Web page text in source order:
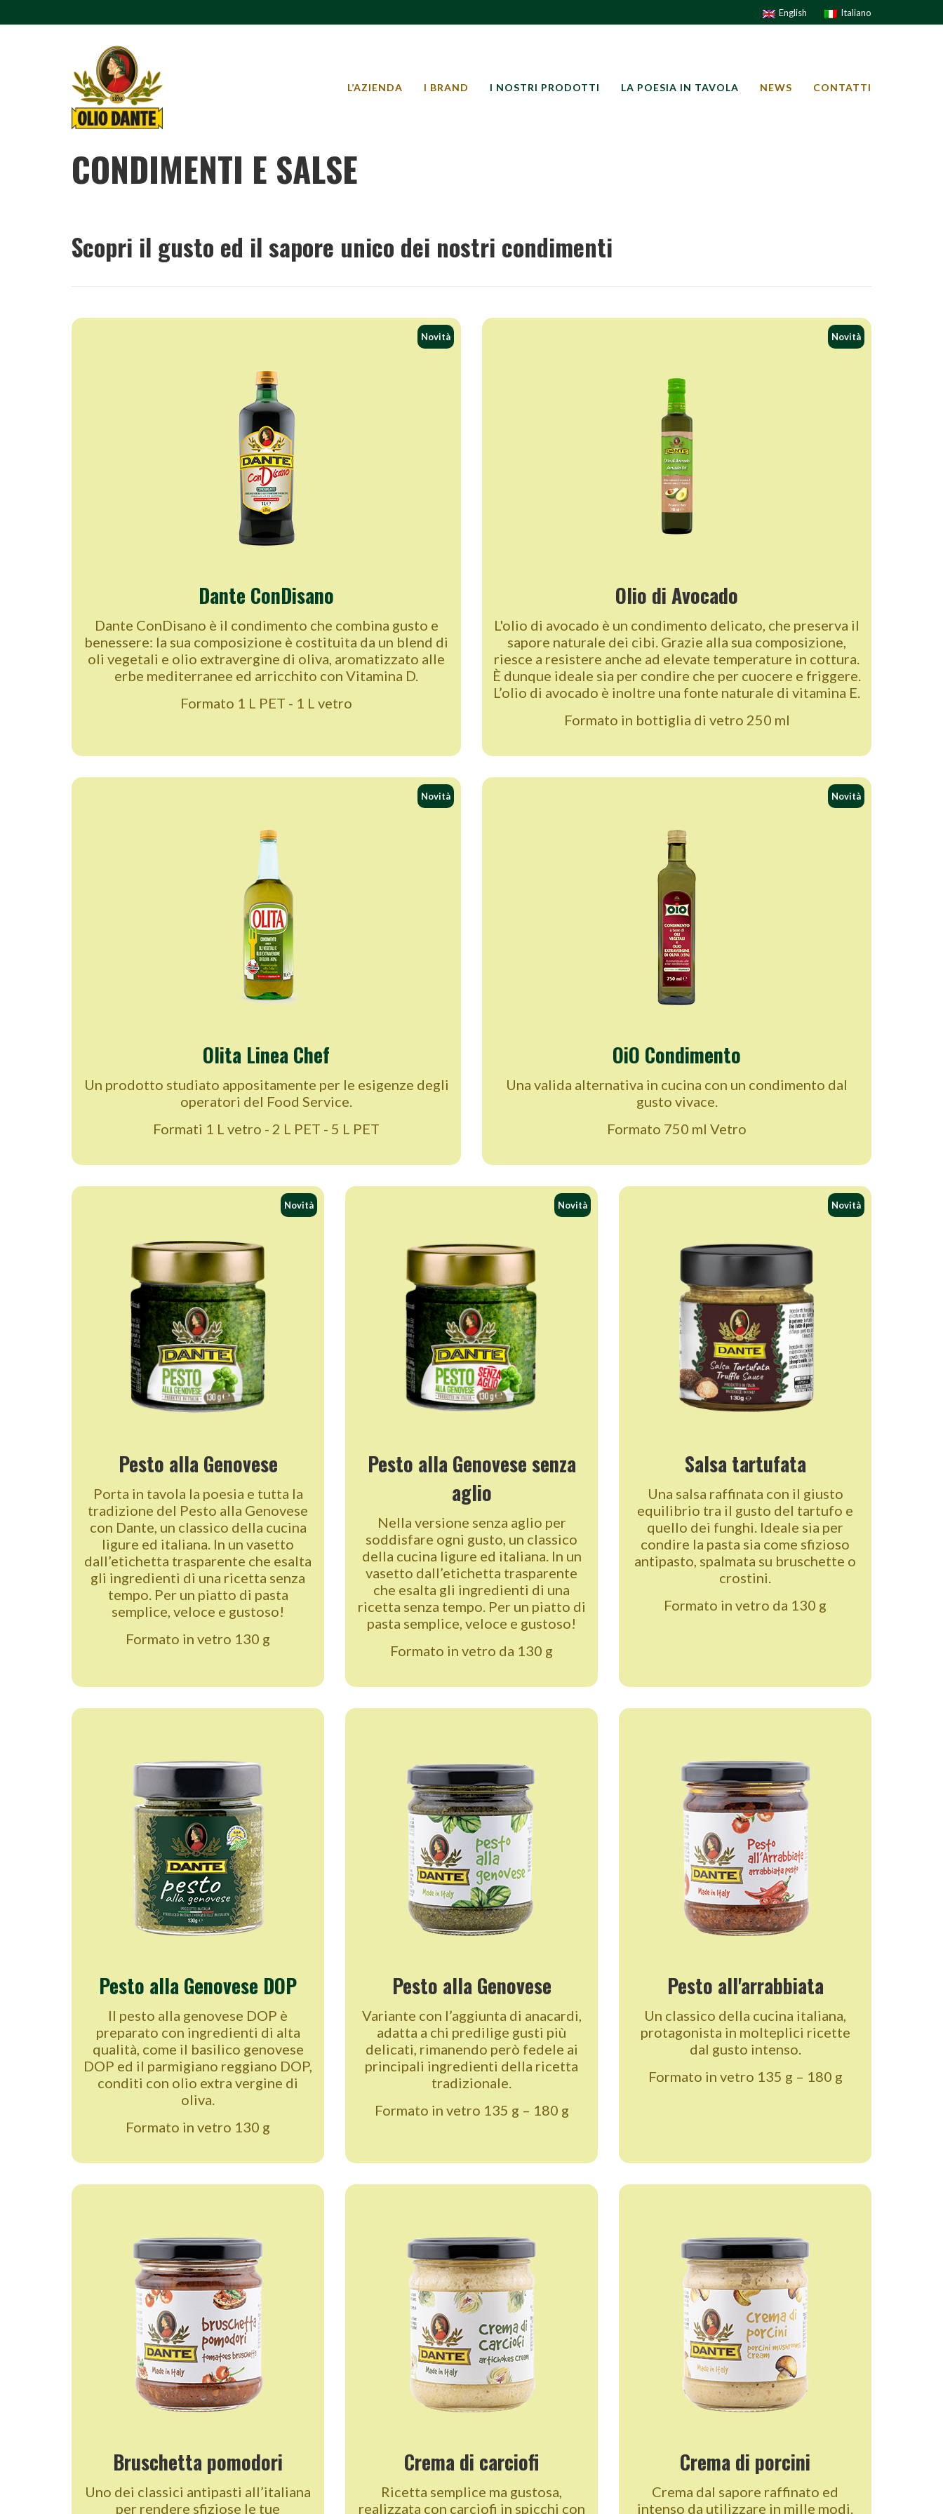
English Italiano
L’AZIENDA I BRAND I NOSTRI PRODOTTI LA POESIA IN TAVOLA NEWS CONTATTI
CONDIMENTI E SALSE
Scopri il gusto ed il sapore unico dei nostri condimenti
Dante ConDisano
Dante ConDisano è il condimento che combina gusto e
benessere: la sua composizione è costituita da un blend di
oli vegetali e olio extravergine di oliva, aromatizzato alle
erbe mediterranee ed arricchito con Vitamina D.
Formato 1 L PET - 1 L vetro
Novità
Olio di Avocado
L'olio di avocado è un condimento delicato, che preserva il
sapore naturale dei cibi. Grazie alla sua composizione,
riesce a resistere anche ad elevate temperature in cottura.
È dunque ideale sia per condire che per cuocere e friggere.
L’olio di avocado è inoltre una fonte naturale di vitamina E.
Formato in bottiglia di vetro 250 ml
Novità
Olita Linea Chef
Un prodotto studiato appositamente per le esigenze degli
operatori del Food Service.
Formati 1 L vetro - 2 L PET - 5 L PET
Novità
OiO Condimento
Una valida alternativa in cucina con un condimento dal
gusto vivace.
Formato 750 ml Vetro
Novità
Pesto alla Genovese
Porta in tavola la poesia e tutta la
tradizione del Pesto alla Genovese
con Dante, un classico della cucina
ligure ed italiana. In un vasetto
dall’etichetta trasparente che esalta
gli ingredienti di una ricetta senza
tempo. Per un piatto di pasta
semplice, veloce e gustoso!
Formato in vetro 130 g
Novità
Pesto alla Genovese senza
aglio
Nella versione senza aglio per
soddisfare ogni gusto, un classico
della cucina ligure ed italiana. In un
vasetto dall’etichetta trasparente
che esalta gli ingredienti di una
ricetta senza tempo. Per un piatto di
pasta semplice, veloce e gustoso!
Formato in vetro da 130 g
Novità
Salsa tartufata
Una salsa raffinata con il giusto
equilibrio tra il gusto del tartufo e
quello dei funghi. Ideale sia per
condire la pasta sia come sfizioso
antipasto, spalmata su bruschette o
crostini.
Formato in vetro da 130 g
Novità
Pesto alla Genovese DOP
Il pesto alla genovese DOP è
preparato con ingredienti di alta
qualità, come il basilico genovese
DOP ed il parmigiano reggiano DOP,
conditi con olio extra vergine di
oliva.
Formato in vetro 130 g
Pesto alla Genovese
Variante con l’aggiunta di anacardi,
adatta a chi predilige gusti più
delicati, rimanendo però fedele ai
principali ingredienti della ricetta
tradizionale.
Formato in vetro 135 g – 180 g
Pesto all'arrabbiata
Un classico della cucina italiana,
protagonista in molteplici ricette
dal gusto intenso.
Formato in vetro 135 g – 180 g
Bruschetta pomodori
Uno dei classici antipasti all’italiana
per rendere sfiziose le tue
Crema di carciofi
Ricetta semplice ma gustosa,
realizzata con carciofi in spicchi con
Crema di porcini
Crema dal sapore raffinato ed
intenso da utilizzare in mille modi.